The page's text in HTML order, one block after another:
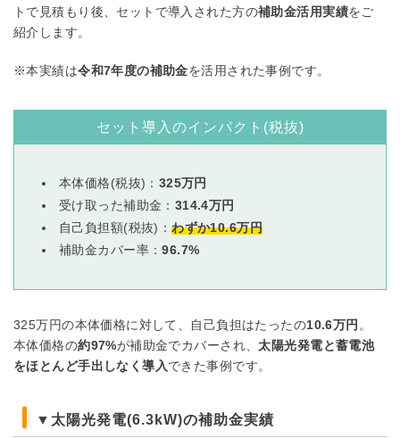
トで見積もり後、セットで導入された方の補助金活用実績をご
紹介します。
※本実績は令和7年度の補助金を活用された事例です。
セット導入のインパクト(税抜)
本体価格(税抜)： 325万円
受け取った補助金： 314.4万円
自己負担額(税抜)：わずか10.6万円
補助金カバー率：96.7%
325万円の本体価格に対して、自己負担はたったの10.6万円 。
本体価格の約97%が補助金でカバーされ、太陽光発電と蓄電池
をほとんど手出しなく導入できた事例です。
▼太陽光発電(6.3kW)の補助金実績